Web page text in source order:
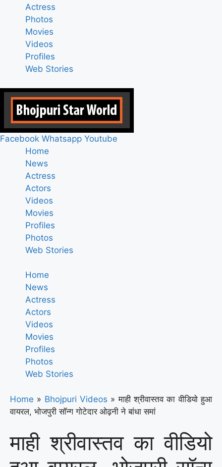
Actress
Photos
Movies
Videos
Profiles
Web Stories
Facebook Whatsapp Youtube
Home
News
Actress
Actors
Videos
Movies
Profiles
Photos
Web Stories
Home
News
Actress
Actors
Videos
Movies
Profiles
Photos
Web Stories
Home » Bhojpuri Videos »माही श्रीवास्तव का वीडियो हुआ
वायरल, भोजपुरी सॉन्ग गोटेदार ओढ़नी ने बांधा समां
माही श्रीवास्तव का वीडियो